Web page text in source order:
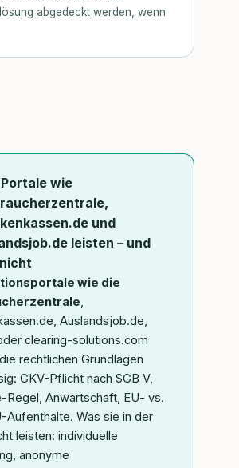
abgedeckt werden, wenn
wie
und
leisten – und
wie die
,
Auslandsjob.de,
clearing-solutions.com
rechtlichen Grundlagen
GKV-Pflicht nach SGB V,
Regel, Anwartschaft, EU- vs.
Aufenthalte. Was sie in der
leisten: individuelle
anonyme